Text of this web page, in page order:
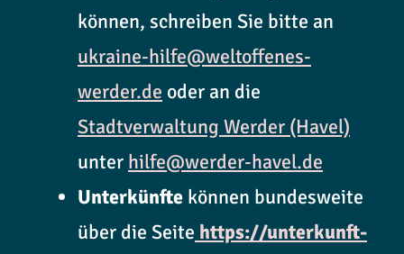
können, schreiben Sie bitte an
ukraine-hilfe@weltoffenes-
werder.de oder an die
Stadtverwaltung Werder (Havel)
unter hilfe@werder-havel.de
Unterkünfte können bundesweite
über die Seite https://unterkunft-